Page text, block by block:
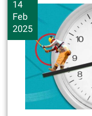
14
Feb
2025